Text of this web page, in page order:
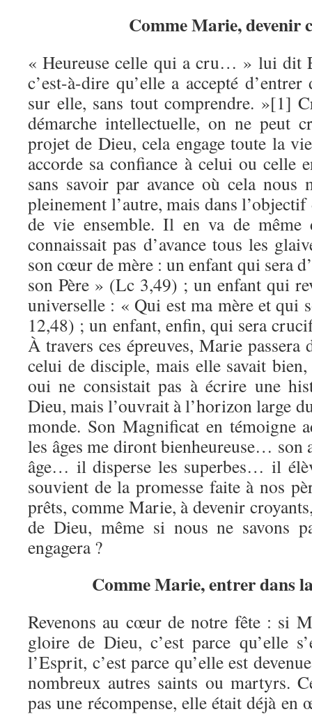
Comme Marie, devenir
« Heureuse celle qui a cru… » lui dit
c’est-à-dire qu’elle a accepté
sur elle, sans tout comprendre. »[1]
démarche intellectuelle, on ne peut
projet de Dieu, cela engage toute la
accorde sa confiance à celui ou celle
sans savoir par avance où cela nous
pleinement l’autre, mais dans
de vie ensemble. Il en va de
connaissait pas d’avance tous les
son cœur de mère : un enfant qui sera
son Père » (Lc 3,49) ; un enfant qui
universelle : « Qui est ma mère et qui
12,48) ; un enfant, enfin, qui sera
À travers ces épreuves, Marie passera
celui de disciple, mais elle savait
oui ne consistait pas à écrire une
Dieu, mais l’ouvrait à l’horizon large
monde. Son Magnificat en témoigne
les âges me diront bienheureuse… son
âge… il disperse les superbes… il
souvient de la promesse faite à nos
prêts, comme Marie, à devenir
de Dieu, même si nous ne savons
engagera ?
Comme Marie, entrer dans
Revenons au cœur de notre fête : si
gloire de Dieu, c’est parce qu’elle
l’Esprit, c’est parce qu’elle est
nombreux autres saints ou martyrs.
pas une récompense, elle était déjà